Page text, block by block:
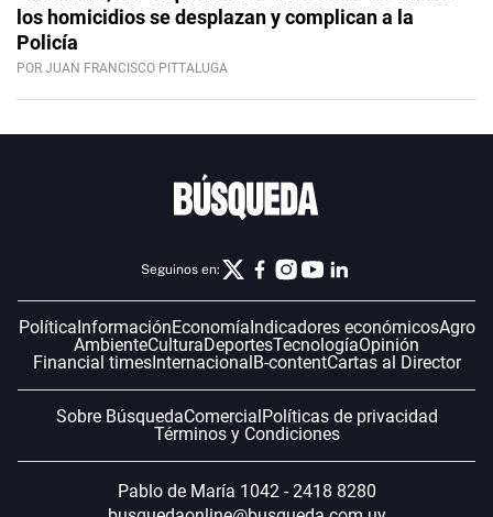
los homicidios se desplazan y complican a la
Policía
POR JUAN FRANCISCO PITTALUGA
Seguinos en:
PolíticaInformaciónEconomíaIndicadores económicosAgro
AmbienteCulturaDeportesTecnologíaOpinión
Financial timesInternacionalB-contentCartas al Director
Sobre BúsquedaComercialPolíticas de privacidad
Términos y Condiciones
Pablo de María 1042 - 2418 8280